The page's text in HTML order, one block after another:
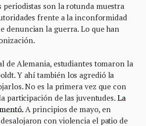
periodistas son la rotunda muestra
frente a la inconformidad
denuncian la guerra. Lo que han
de Alemania, estudiantes tomaron la
Y ahí también los agredió la
No es la primera vez que con
participación de las juventudes. La
A principios de mayo, en
con violencia el patio de